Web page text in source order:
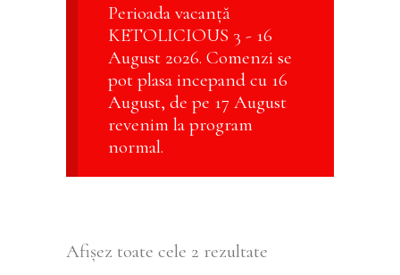
Perioada vacanță
KETOLICIOUS 3 - 16
August 2026. Comenzi se
pot plasa incepand cu 16
August, de pe 17 August
revenim la program
normal.
Afișez toate cele 2 rezultate